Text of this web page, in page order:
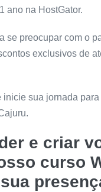
ano na HostGator.
se preocupar com o
exclusivos de
inicie sua jornada
e criar
curso